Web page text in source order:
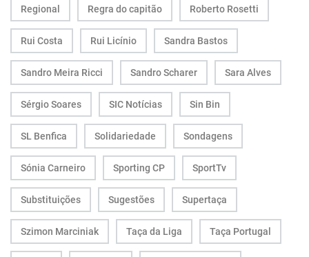
Regional Regra do capitão Roberto Rosetti
Rui Costa Rui Licínio Sandra Bastos
Sandro Meira Ricci Sandro Scharer Sara Alves
Sérgio Soares SIC Notícias Sin Bin
SL Benfica Solidariedade Sondagens
Sónia Carneiro Sporting CP SportTv
Substituições Sugestões Supertaça
Szimon Marciniak Taça da Liga Taça Portugal